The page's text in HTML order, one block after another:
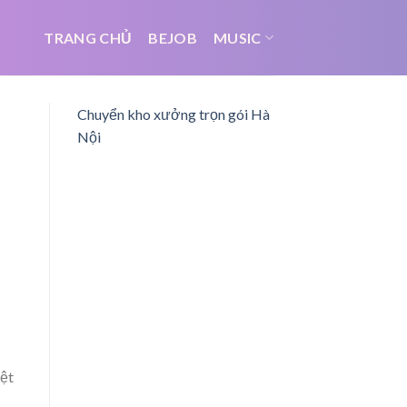
TRANG CHỦ BEJOB MUSIC
Chuyển kho xưởng trọn gói Hà
Nội